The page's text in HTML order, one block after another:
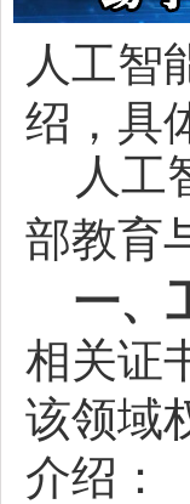
人工智
绍，具
人工
部教育
一、
相关证
该领域
介绍：